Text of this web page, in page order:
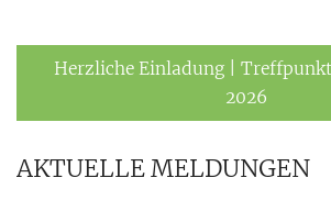
Herzliche Einladung |
2026
AKTUELLE MELDUNGEN